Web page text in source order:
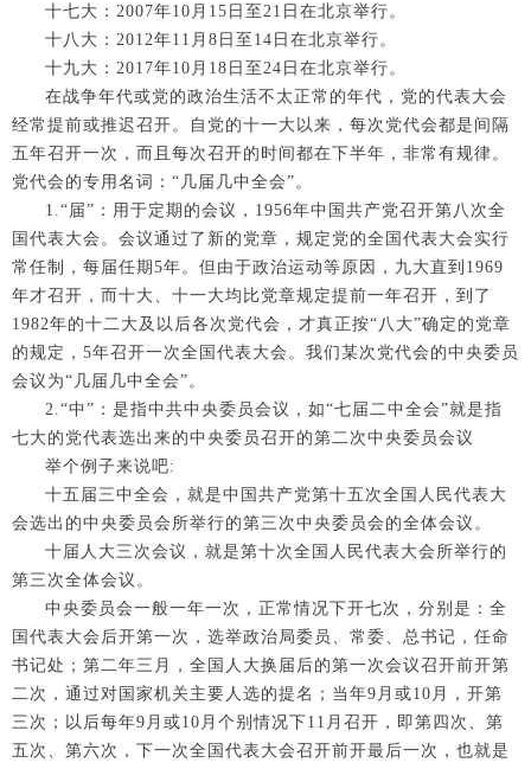
十七大：2007年10月15日至21日在北京举行。
十八大：2012年11月8日至14日在北京举行。
十九大：2017年10月18日至24日在北京举行。
在战争年代或党的政治生活不太正常的年代，党的代表大会
经常提前或推迟召开。自党的十一大以来，每次党代会都是间隔
五年召开一次，而且每次召开的时间都在下半年，非常有规律。
党代会的专用名词：“几届几中全会”。
1.“届”：用于定期的会议，1956年中国共产党召开第八次全
国代表大会。会议通过了新的党章，规定党的全国代表大会实行
常任制，每届任期5年。但由于政治运动等原因，九大直到1969
年才召开，而十大、十一大均比党章规定提前一年召开，到了
1982年的十二大及以后各次党代会，才真正按“八大”确定的党章
的规定，5年召开一次全国代表大会。我们某次党代会的中央委员
会议为“几届几中全会”。
2.“中”：是指中共中央委员会议，如“七届二中全会”就是指
七大的党代表选出来的中央委员召开的第二次中央委员会议
举个例子来说吧:
十五届三中全会，就是中国共产党第十五次全国人民代表大
会选出的中央委员会所举行的第三次中央委员会的全体会议。
十届人大三次会议，就是第十次全国人民代表大会所举行的
第三次全体会议。
中央委员会一般一年一次，正常情况下开七次，分别是：全
国代表大会后开第一次，选举政治局委员、常委、总书记，任命
书记处；第二年三月，全国人大换届后的第一次会议召开前开第
二次，通过对国家机关主要人选的提名；当年9月或10月，开第
三次；以后每年9月或10月个别情况下11月召开，即第四次、第
五次、第六次，下一次全国代表大会召开前开最后一次，也就是